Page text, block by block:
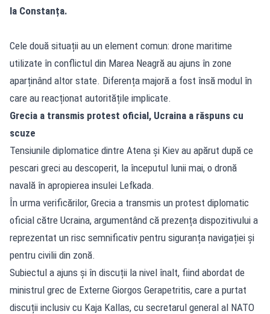
la Constanța.
Cele două situații au un element comun: drone maritime
utilizate în conflictul din Marea Neagră au ajuns în zone
aparținând altor state. Diferența majoră a fost însă modul în
care au reacționat autoritățile implicate.
Grecia a transmis protest oficial, Ucraina a răspuns cu
scuze
Tensiunile diplomatice dintre Atena și Kiev au apărut după ce
pescari greci au descoperit, la începutul lunii mai, o dronă
navală în apropierea insulei Lefkada.
În urma verificărilor, Grecia a transmis un protest diplomatic
oficial către Ucraina, argumentând că prezența dispozitivului a
reprezentat un risc semnificativ pentru siguranța navigației și
pentru civilii din zonă.
Subiectul a ajuns și în discuții la nivel înalt, fiind abordat de
ministrul grec de Externe Giorgos Gerapetritis, care a purtat
discuții inclusiv cu Kaja Kallas, cu secretarul general al NATO